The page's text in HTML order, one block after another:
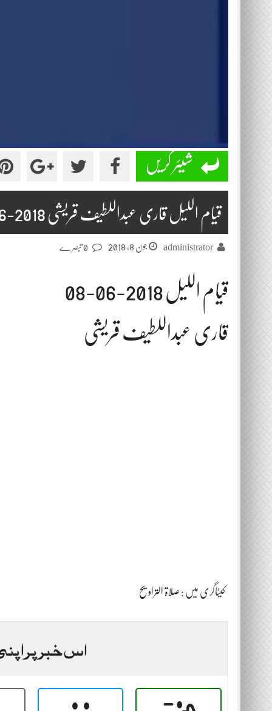
شیئر کریں
قیام اللیل قاری عبداللطیف قریشی 2018-06-08
administrator جون 8, 2018
قیام اللیل 2018-06-08
قاری عبداللطیف قریشی
کیٹاگری میں : صلاۃ التراویح
اس خبر پر